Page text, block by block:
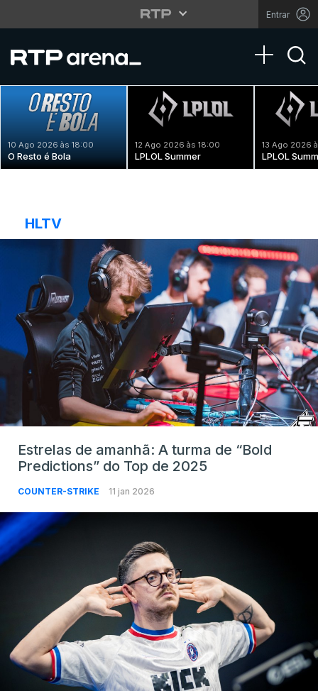
Entrar
Toggle
10 Ago 2026 às 18:00
O Resto é Bola
12 Ago 2026 às 18:00
LPLOL Summer
13 Ago 2026
LPLOL
HLTV
Estrelas de amanhã: A turma de “Bold
Predictions” do Top de 2025
COUNTER-STRIKE 11 jan 2026